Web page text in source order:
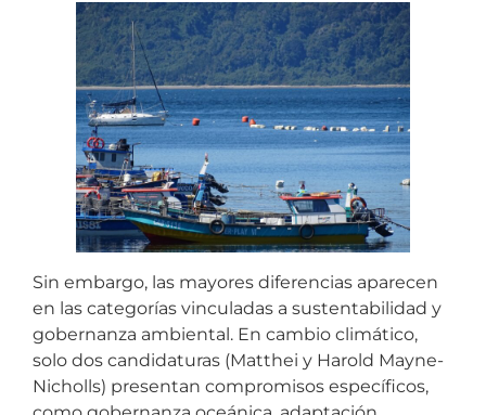
Sin embargo, las mayores diferencias aparecen
en las categorías vinculadas a sustentabilidad y
gobernanza ambiental. En cambio climático,
solo dos candidaturas (Matthei y Harold Mayne-
Nicholls) presentan compromisos específicos,